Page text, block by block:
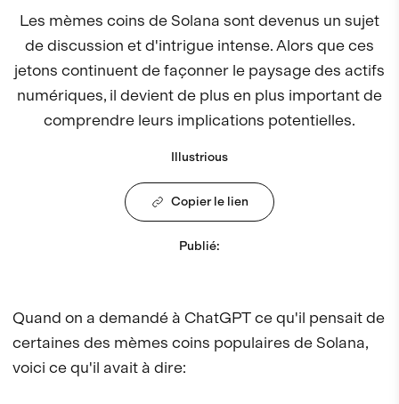
Les mèmes coins de Solana sont devenus un sujet
de discussion et d'intrigue intense. Alors que ces
jetons continuent de façonner le paysage des actifs
numériques, il devient de plus en plus important de
comprendre leurs implications potentielles.
Illustrious
Copier le lien
Publié:
Quand on a demandé à ChatGPT ce qu'il pensait de
certaines des mèmes coins populaires de Solana,
voici ce qu'il avait à dire: